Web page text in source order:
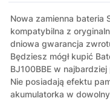
Nowa zamienna bateria
kompatybilna z
dniowa gwarancja
Będziesz mógł kupić
BJ100BBE w
Nie posiadają efektu
akumulatorka w